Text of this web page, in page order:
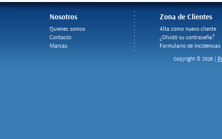
Nosotros
Quienes somos
Contacto
Marcas
Zona de Clientes
Alta como nuevo cliente
¿Olvidó su contraseña?
Formulario de Incidencias
Copyright © 2026 |